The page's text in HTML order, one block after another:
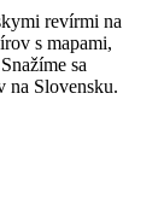
revírmi na
s mapami,
sa
na Slovensku.